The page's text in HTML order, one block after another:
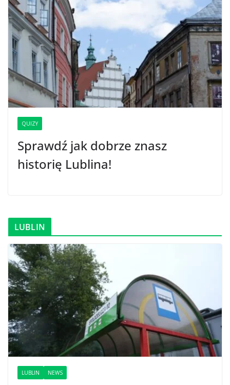
QUIZY
Sprawdź jak dobrze znasz
historię Lublina!
LUBLIN
LUBLIN NEWS